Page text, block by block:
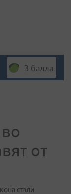
3 балла
от
стали